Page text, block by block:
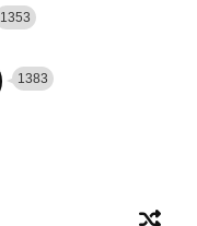
1353
1383